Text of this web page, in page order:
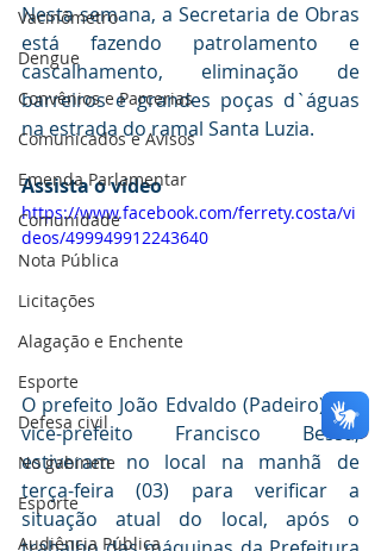
Vacinômetro
Dengue
Convênios e Parcerias
Comunicados e Avisos
Emenda Parlamentar
Comunidade
Nota Pública
Licitações
Alagação e Enchente
Esporte
Defesa civil
No gabinete
Esporte
Audiência Pública
Nesta semana, a Secretaria de Obras
está fazendo patrolamento e
cascalhamento, eliminação de
barreiros e grandes poças d`águas
na estrada do ramal Santa Luzia.
Assista o vídeo
https://www.facebook.com/ferrety.costa/vi
deos/499949912243640
O prefeito João Edvaldo (Padeiro) e o
vice-prefeito Francisco Bessa,
estiveram no local na manhã de
terça-feira (03) para verificar a
situação atual do local, após o